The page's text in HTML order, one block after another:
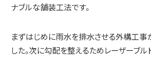
ナブルな舗装工法です。
まずはじめに雨水を排水させる外構工事
した。次に勾配を整えるためレーザーブ